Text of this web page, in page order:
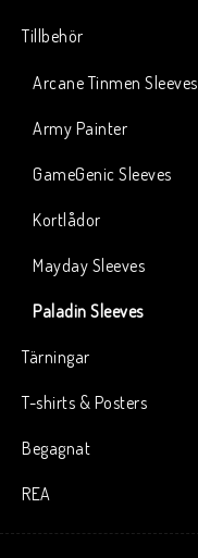
Tillbehör
Arcane Tinmen Sleeves
Army Painter
GameGenic Sleeves
Kortlådor
Mayday Sleeves
Paladin Sleeves
Tärningar
T-shirts & Posters
Begagnat
REA